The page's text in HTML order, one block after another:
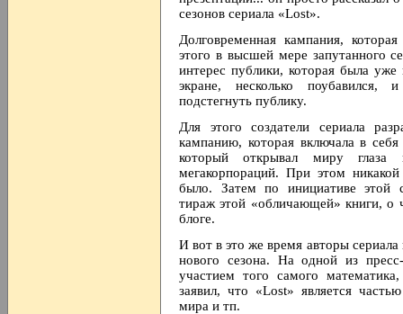
сезонов сериала «Lost».
Долговременная кампания,
этого в высшей мере запутанного
интерес публики, которая была
экране, несколько поубавился,
подстегнуть публику.
Для этого создатели сериала
кампанию, которая включала в
который открывал миру
мегакорпораций. При этом
было. Затем по инициативе этой
тираж этой «обличающей» книги, о
блоге.
И вот в это же время авторы
нового сезона. На одной из
участием того самого
заявил, что «Lost» является
мира и тп.